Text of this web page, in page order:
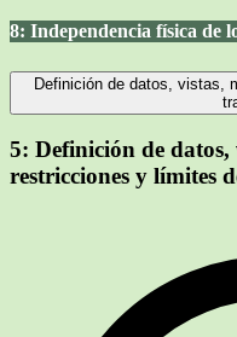
8: Independencia física de
Definición de datos, vistas,
5: Definición de
restricciones y límites